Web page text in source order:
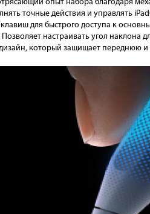
опыт набора благодаря
точные действия и управлять
клавиш для быстрого доступа к
Позволяет настраивать угол наклона
который защищает переднюю и